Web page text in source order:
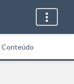
Conteúdo